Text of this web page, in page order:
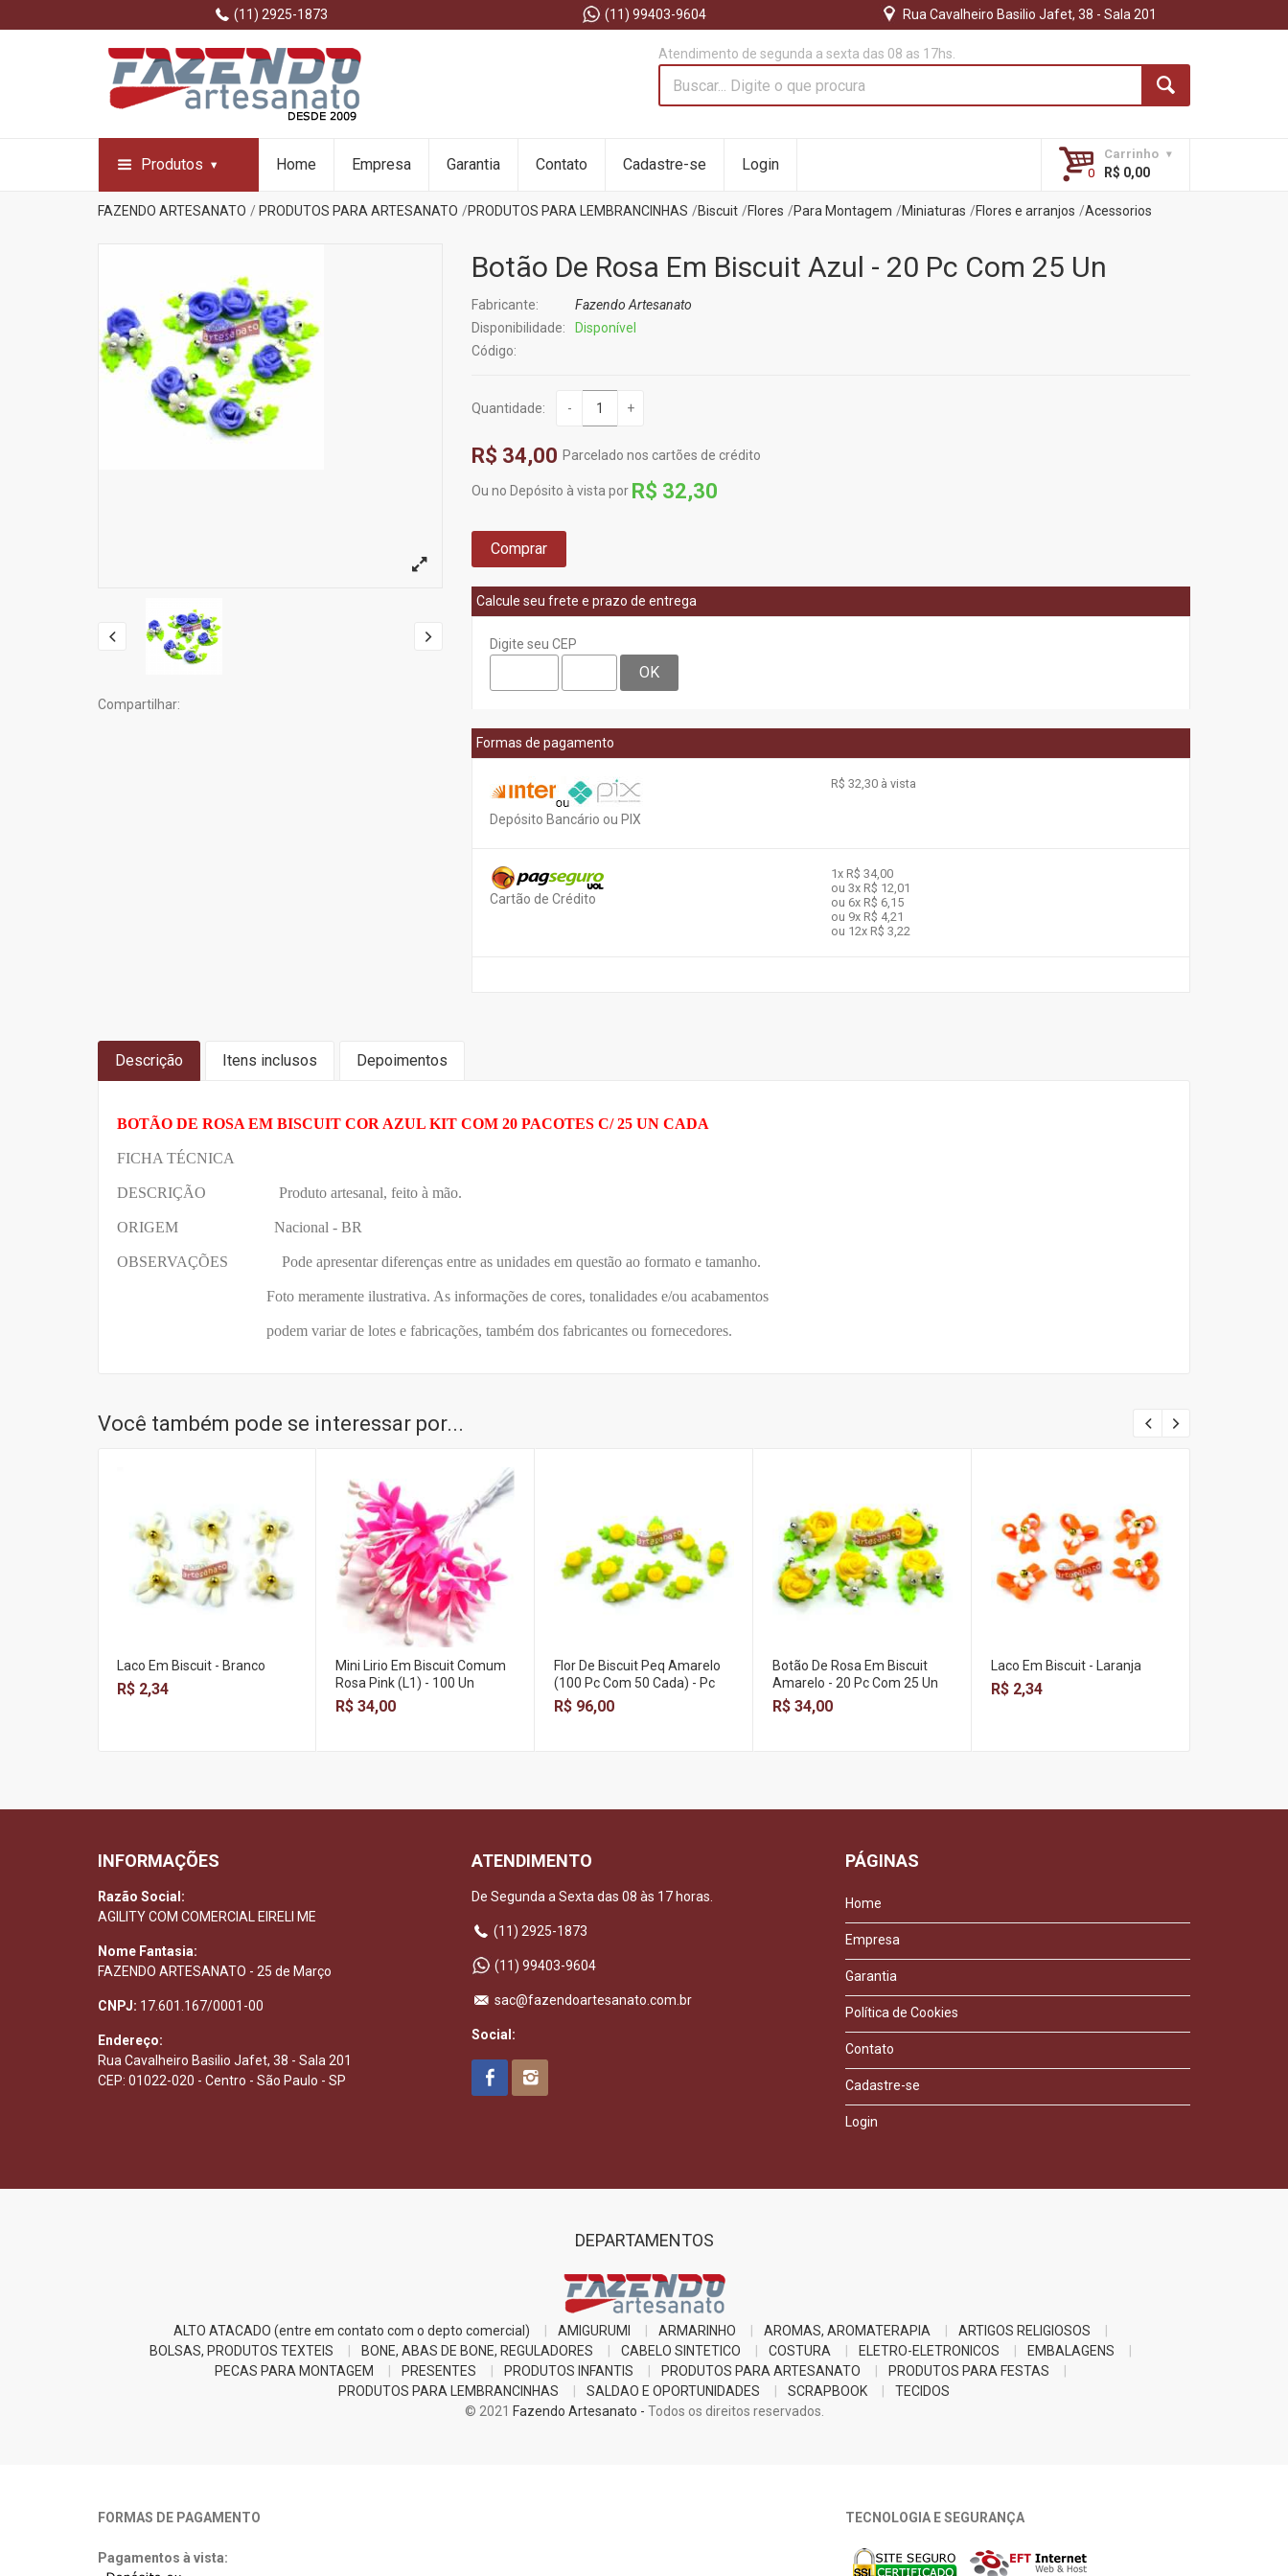
(11) 2925-1873 (11) 99403-9604 Rua Cavalheiro Basilio Jafet, 38 - Sala 201
Atendimento de segunda a sexta das 08 as 17hs.
Produtos Home Empresa Garantia Contato Cadastre-se Login
Carrinho
R$ 0,00
FAZENDO ARTESANATO PRODUTOS PARA ARTESANATO PRODUTOS PARA LEMBRANCINHAS Biscuit Flores Para Montagem Miniaturas Flores e arranjos Acessorios
Compartilhar:
Botão De Rosa Em Biscuit Azul - 20 Pc Com 25 Un
Fabricante:
Fazendo Artesanato
Disponibilidade:
Disponível
Código:
Quantidade: - +
R$ 34,00 Parcelado nos cartões de crédito
Ou no Depósito à vista por R$ 32,30
Comprar
Calcule seu frete e prazo de entrega
Digite seu CEP
OK
Formas de pagamento
Depósito Bancário ou PIX
R$ 32,30 à vista
Cartão de Crédito
1x R$ 34,00
ou 3x R$ 12,01
ou 6x R$ 6,15
ou 9x R$ 4,21
ou 12x R$ 3,22
Descrição Itens inclusos Depoimentos
BOTÃO DE ROSA EM BISCUIT COR AZUL KIT COM 20 PACOTES C/ 25 UN CADA
FICHA TÉCNICA
DESCRIÇÃO Produto artesanal, feito à mão.
ORIGEM Nacional - BR
OBSERVAÇÕES Pode apresentar diferenças entre as unidades em questão ao formato e tamanho.
Foto meramente ilustrativa. As informações de cores, tonalidades e/ou acabamentos
podem variar de lotes e fabricações, também dos fabricantes ou fornecedores.
Você também pode se interessar por...
Laco Em Biscuit - Branco
R$ 2,34
Mini Lirio Em Biscuit Comum
Rosa Pink (L1) - 100 Un
R$ 34,00
Flor De Biscuit Peq Amarelo
(100 Pc Com 50 Cada) - Pc
R$ 96,00
Botão De Rosa Em Biscuit
Amarelo - 20 Pc Com 25 Un
R$ 34,00
Laco Em Biscuit - Laranja
R$ 2,34
INFORMAÇÕES
Razão Social:
AGILITY COM COMERCIAL EIRELI ME
Nome Fantasia:
FAZENDO ARTESANATO - 25 de Março
CNPJ: 17.601.167/0001-00
Endereço:
Rua Cavalheiro Basilio Jafet, 38 - Sala 201
CEP: 01022-020 - Centro - São Paulo - SP
ATENDIMENTO
De Segunda a Sexta das 08 às 17 horas.
(11) 2925-1873
(11) 99403-9604
sac@fazendoartesanato.com.br
Social:
PÁGINAS
Home
Empresa
Garantia
Política de Cookies
Contato
Cadastre-se
Login
DEPARTAMENTOS
ALTO ATACADO (entre em contato com o depto comercial) AMIGURUMI ARMARINHO AROMAS, AROMATERAPIA
ARTIGOS RELIGIOSOS
BOLSAS, PRODUTOS TEXTEIS
BONE, ABAS DE BONE, REGULADORES CABELO SINTETICO COSTURA ELETRO-ELETRONICOS
EMBALAGENS
PECAS PARA MONTAGEM
PRESENTES PRODUTOS INFANTIS PRODUTOS PARA ARTESANATO
PRODUTOS PARA FESTAS
PRODUTOS PARA LEMBRANCINHAS
SALDAO E OPORTUNIDADES SCRAPBOOK
TECIDOS
© 2021 Fazendo Artesanato - Todos os direitos reservados.
FORMAS DE PAGAMENTO
Pagamentos à vista:
TECNOLOGIA E SEGURANÇA